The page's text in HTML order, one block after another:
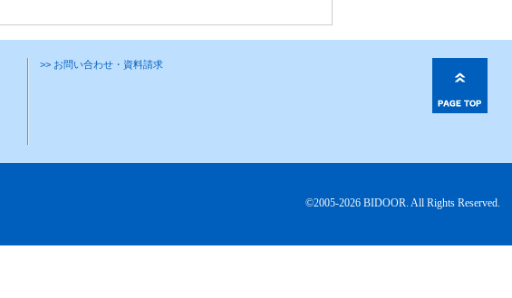
>> お問い合わせ・資料請求
©2005-2026 BIDOOR. All Rights Reserved.